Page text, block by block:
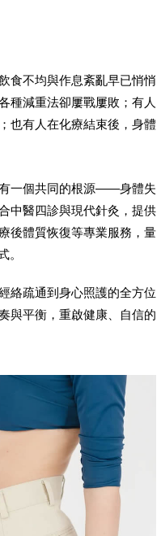
食不均與作息紊亂早已悄悄
種減重法卻屢戰屢敗；有人
也有人在化療結束後，身體
一個共同的根源——身體失
中醫四診與現代針灸，提供
後體質恢復等專業服務，量
。
絡疏通到身心照護的全方位
與平衡，重啟健康、自信的